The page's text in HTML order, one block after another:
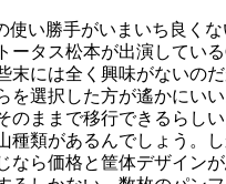
い勝手がいまいち良く
ータス松本が出演してい
末には全く興味がないの
を選択した方が遙かにい
のままで移行できるらし
種類があるんでしょう。
なら価格と筐体デザイン